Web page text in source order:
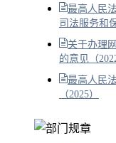
最高人民
司法服务和
关于办理
的意见（
最高人民
（2025）